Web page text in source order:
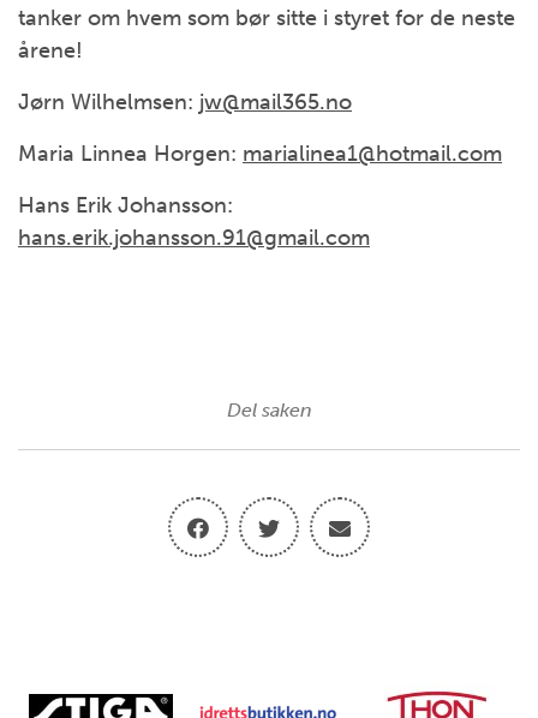
tanker om hvem som bør sitte i styret for de neste
årene!
Jørn Wilhelmsen: jw@mail365.no
Maria Linnea Horgen: marialinea1@hotmail.com
Hans Erik Johansson:
hans.erik.johansson.91@gmail.com
Del saken